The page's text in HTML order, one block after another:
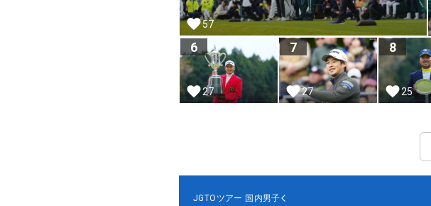
57
6
27
7
27
8
25
JGTOツアー 国内男子